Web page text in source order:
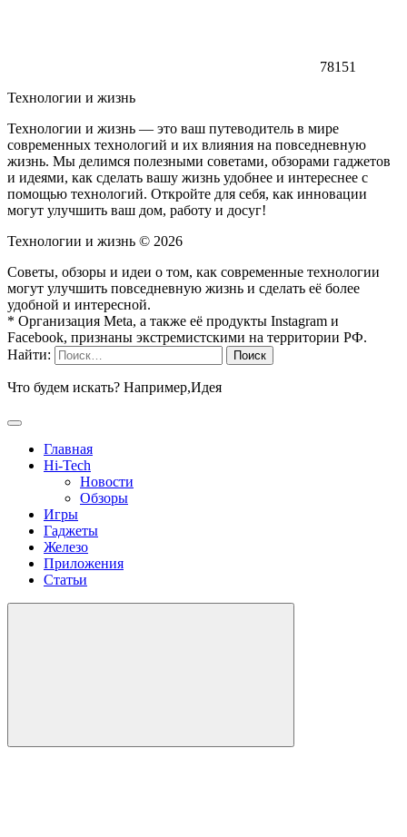
78151
Технологии и жизнь
Технологии и жизнь — это ваш путеводитель в мире
современных технологий и их влияния на повседневную
жизнь. Мы делимся полезными советами, обзорами гаджетов
и идеями, как сделать вашу жизнь удобнее и интереснее с
помощью технологий. Откройте для себя, как инновации
могут улучшить ваш дом, работу и досуг!
Технологии и жизнь © 2026
Советы, обзоры и идеи о том, как современные технологии
могут улучшить повседневную жизнь и сделать её более
удобной и интересной.
* Организация Meta, а также её продукты Instagram и
Facebook, признаны экстремистскими на территории РФ.
Найти:
Что будем искать? Например,Идея
Главная
Hi-Tech
Новости
Обзоры
Игры
Гаджеты
Железо
Приложения
Статьи